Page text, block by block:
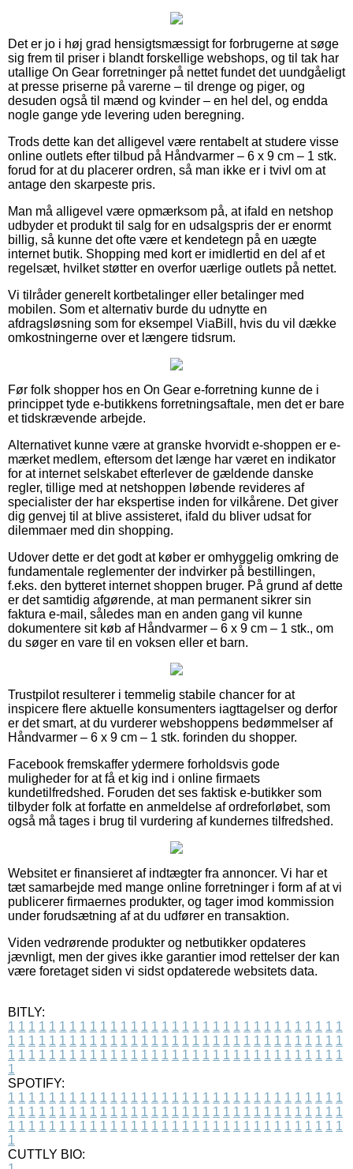
Det er jo i høj grad hensigtsmæssigt for forbrugerne at søge
sig frem til priser i blandt forskellige webshops, og til tak har
utallige On Gear forretninger på nettet fundet det uundgåeligt
at presse priserne på varerne – til drenge og piger, og
desuden også til mænd og kvinder – en hel del, og endda
nogle gange yde levering uden beregning.
Trods dette kan det alligevel være rentabelt at studere visse
online outlets efter tilbud på Håndvarmer – 6 x 9 cm – 1 stk.
forud for at du placerer ordren, så man ikke er i tvivl om at
antage den skarpeste pris.
Man må alligevel være opmærksom på, at ifald en netshop
udbyder et produkt til salg for en udsalgspris der er enormt
billig, så kunne det ofte være et kendetegn på en uægte
internet butik. Shopping med kort er imidlertid en del af et
regelsæt, hvilket støtter en overfor uærlige outlets på nettet.
Vi tilråder generelt kortbetalinger eller betalinger med
mobilen. Som et alternativ burde du udnytte en
afdragsløsning som for eksempel ViaBill, hvis du vil dække
omkostningerne over et længere tidsrum.
Før folk shopper hos en On Gear e-forretning kunne de i
princippet tyde e-butikkens forretningsaftale, men det er bare
et tidskrævende arbejde.
Alternativet kunne være at granske hvorvidt e-shoppen er e-
mærket medlem, eftersom det længe har været en indikator
for at internet selskabet efterlever de gældende danske
regler, tillige med at netshoppen løbende revideres af
specialister der har ekspertise inden for vilkårene. Det giver
dig genvej til at blive assisteret, ifald du bliver udsat for
dilemmaer med din shopping.
Udover dette er det godt at køber er omhyggelig omkring de
fundamentale reglementer der indvirker på bestillingen,
f.eks. den bytteret internet shoppen bruger. På grund af dette
er det samtidig afgørende, at man permanent sikrer sin
faktura e-mail, således man en anden gang vil kunne
dokumentere sit køb af Håndvarmer – 6 x 9 cm – 1 stk., om
du søger en vare til en voksen eller et barn.
Trustpilot resulterer i temmelig stabile chancer for at
inspicere flere aktuelle konsumenters iagttagelser og derfor
er det smart, at du vurderer webshoppens bedømmelser af
Håndvarmer – 6 x 9 cm – 1 stk. forinden du shopper.
Facebook fremskaffer ydermere forholdsvis gode
muligheder for at få et kig ind i online firmaets
kundetilfredshed. Foruden det ses faktisk e-butikker som
tilbyder folk at forfatte en anmeldelse af ordreforløbet, som
også må tages i brug til vurdering af kundernes tilfredshed.
Websitet er finansieret af indtægter fra annoncer. Vi har et
tæt samarbejde med mange online forretninger i form af at vi
publicerer firmaernes produkter, og tager imod kommission
under forudsætning af at du udfører en transaktion.
Viden vedrørende produkter og netbutikker opdateres
jævnligt, men der gives ikke garantier imod rettelser der kan
være foretaget siden vi sidst opdaterede websitets data.
BITLY:
1 1 1 1 1 1 1 1 1 1 1 1 1 1 1 1 1 1 1 1 1 1 1 1 1 1 1 1 1 1 1 1 1
1 1 1 1 1 1 1 1 1 1 1 1 1 1 1 1 1 1 1 1 1 1 1 1 1 1 1 1 1 1 1 1 1
1 1 1 1 1 1 1 1 1 1 1 1 1 1 1 1 1 1 1 1 1 1 1 1 1 1 1 1 1 1 1 1 1
1
SPOTIFY:
1 1 1 1 1 1 1 1 1 1 1 1 1 1 1 1 1 1 1 1 1 1 1 1 1 1 1 1 1 1 1 1 1
1 1 1 1 1 1 1 1 1 1 1 1 1 1 1 1 1 1 1 1 1 1 1 1 1 1 1 1 1 1 1 1 1
1 1 1 1 1 1 1 1 1 1 1 1 1 1 1 1 1 1 1 1 1 1 1 1 1 1 1 1 1 1 1 1 1
1
CUTTLY BIO: